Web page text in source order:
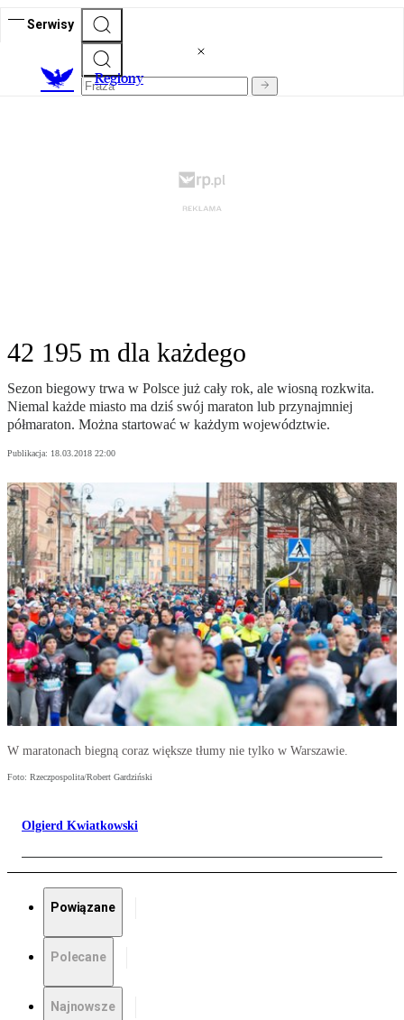
Serwisy
Regiony
42 195 m dla każdego
Sezon biegowy trwa w Polsce już cały rok, ale wiosną rozkwita.
Niemal każde miasto ma dziś swój maraton lub przynajmniej
półmaraton. Można startować w każdym województwie.
Publikacja: 18.03.2018 22:00
W maratonach biegną coraz większe tłumy nie tylko w Warszawie.
Foto: Rzeczpospolita/Robert Gardziński
Olgierd Kwiatkowski
Powiązane
Polecane
Najnowsze